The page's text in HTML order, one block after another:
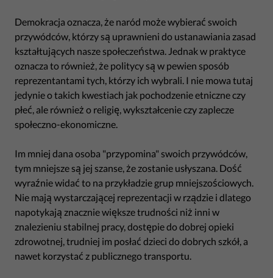
Demokracja oznacza, że naród może wybierać swoich
przywódców, którzy są uprawnieni do ustanawiania zasad
kształtujących nasze społeczeństwa. Jednak w praktyce
oznacza to również, że politycy są w pewien sposób
reprezentantami tych, którzy ich wybrali. I nie mowa tutaj
jedynie o takich kwestiach jak pochodzenie etniczne czy
płeć, ale również o religię, wykształcenie czy zaplecze
społeczno-ekonomiczne.
Im mniej dana osoba "przypomina" swoich przywódców,
tym mniejsze są jej szanse, że zostanie usłyszana. Dość
wyraźnie widać to na przykładzie grup mniejszościowych.
Nie mają wystarczającej reprezentacji w rządzie i dlatego
napotykają znacznie większe trudności niż inni w
znalezieniu stabilnej pracy, dostępie do dobrej opieki
zdrowotnej, trudniej im posłać dzieci do dobrych szkół, a
nawet korzystać z publicznego transportu.